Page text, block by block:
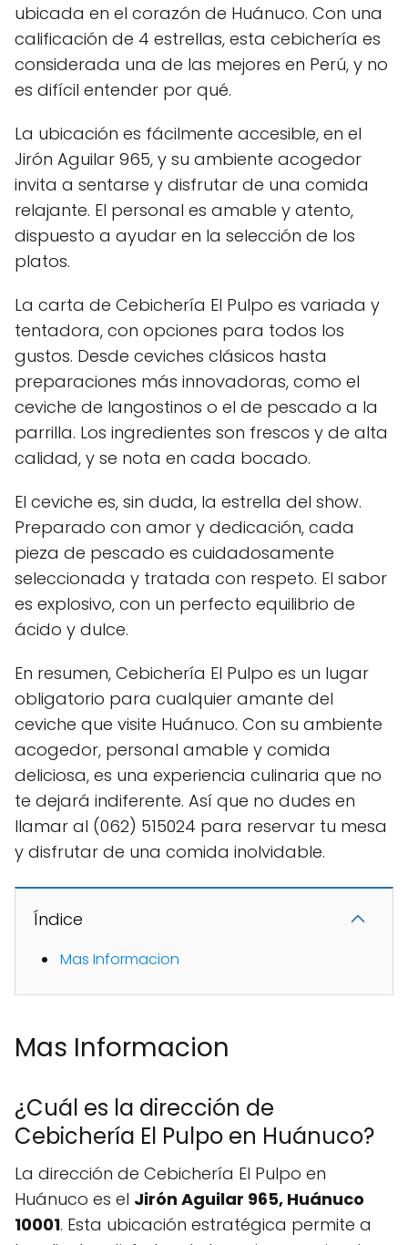
ubicada en el corazón de Huánuco. Con una
calificación de 4 estrellas, esta cebichería es
considerada una de las mejores en Perú, y no
es difícil entender por qué.
La ubicación es fácilmente accesible, en el
Jirón Aguilar 965, y su ambiente acogedor
invita a sentarse y disfrutar de una comida
relajante. El personal es amable y atento,
dispuesto a ayudar en la selección de los
platos.
La carta de Cebichería El Pulpo es variada y
tentadora, con opciones para todos los
gustos. Desde ceviches clásicos hasta
preparaciones más innovadoras, como el
ceviche de langostinos o el de pescado a la
parrilla. Los ingredientes son frescos y de alta
calidad, y se nota en cada bocado.
El ceviche es, sin duda, la estrella del show.
Preparado con amor y dedicación, cada
pieza de pescado es cuidadosamente
seleccionada y tratada con respeto. El sabor
es explosivo, con un perfecto equilibrio de
ácido y dulce.
En resumen, Cebichería El Pulpo es un lugar
obligatorio para cualquier amante del
ceviche que visite Huánuco. Con su ambiente
acogedor, personal amable y comida
deliciosa, es una experiencia culinaria que no
te dejará indiferente. Así que no dudes en
llamar al (062) 515024 para reservar tu mesa
y disfrutar de una comida inolvidable.
Índice
Mas Informacion
Mas Informacion
¿Cuál es la dirección de
Cebichería El Pulpo en Huánuco?
La dirección de Cebichería El Pulpo en
Huánuco es el Jirón Aguilar 965, Huánuco
10001. Esta ubicación estratégica permite a